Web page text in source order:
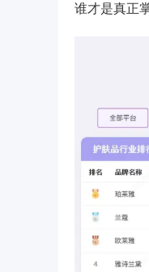
谁才是真正